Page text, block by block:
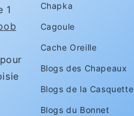
1
pour
Chapka
Cagoule
Cache Oreille
Blogs des Chapeaux
Blogs de la Casquette
Blogs du Bonnet